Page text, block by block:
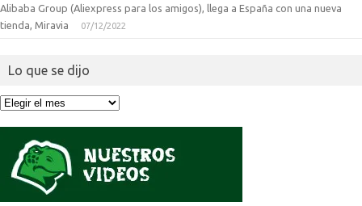
Alibaba Group (Aliexpress para los amigos), llega a España con una nueva
tienda, Miravia
07/12/2022
Lo que se dijo
Lo